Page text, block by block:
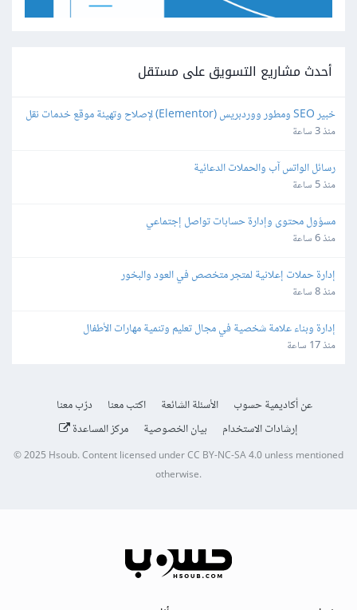
أحدث مشاريع التسويق على مستقل
عفش محلي
منذ 3 ساعة
رسائل الواتس آب والحملات الدعائية
منذ 5 ساعة
مسؤول محتوى وإدارة حسابات تواصل إجتماعي
منذ 6 ساعة
إدارة حملات إعلانية لمتجر متخصص في العود والبخور
منذ 8 ساعة
إدارة وبناء علامة شخصية في مجال تعليم وتنمية مهارات الأطفال
منذ 17 ساعة
عن أكاديمية حسوب الأسئلة الشائعة اكتب معنا
درّب معنا
إرشادات الاستخدام
بيان الخصوصية مركز المساعدة
© 2025 Hsoub.Content licensed underCC BY-NC-SA 4.0unless mentioned
otherwise.